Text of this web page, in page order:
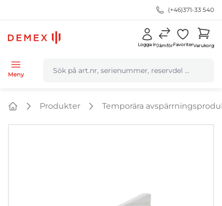
(+46)371-33 540
Logga inJämförFavoriterVarukorg
Meny
Produkter Temporära